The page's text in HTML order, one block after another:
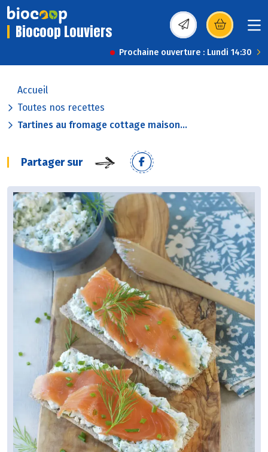
Biocoop Louviers (s’ouvre dans une
Prochaine ouverture : Lundi 14:30
Accueil
Toutes nos recettes
Tartines au fromage cottage maison...
Partager sur